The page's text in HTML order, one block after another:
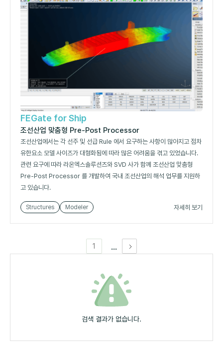
FEGate for Ship
조선산업 맞춤형 Pre-Post Processor
조선산업에서는 각 선주 및 선급 Rule 에서 요구하는 사항이 많아지고 점차
유한요소 모델 사이즈가 대형화됨에 따라 많은 어려움을 겪고 있었습니다.
관련 요구에 따라 라온엑스솔루션즈와 SVD 사가 함께 조선산업 맞춤형
Pre-Post Processor 를 개발하여 국내 조선산업의 해석 업무를 지원하
고 있습니다.
Structures Modeler 자세히 보기
1 ...
검색 결과가 없습니다.